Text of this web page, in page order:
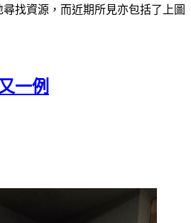
找資源，而近期所見亦包括了上圖
一例